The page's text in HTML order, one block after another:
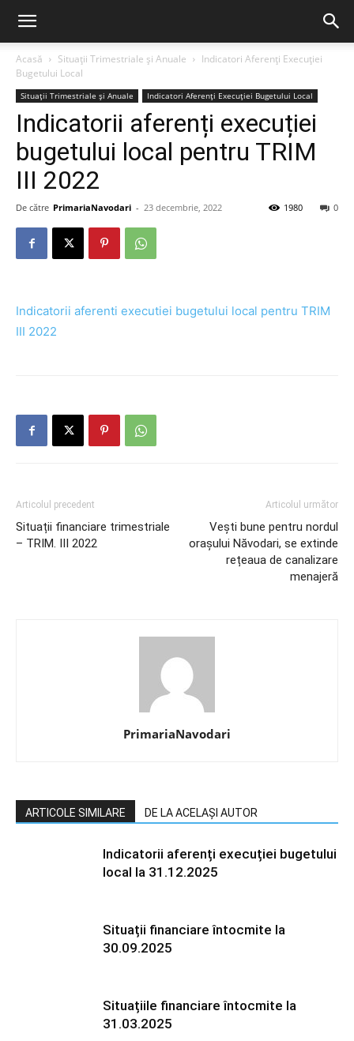
Acasă Situații Trimestriale și Anuale
Indicatori Aferenți Execuției
Bugetului Local
Situații Trimestriale și Anuale Indicatori Aferenți Execuției Bugetului Local
Indicatorii aferenți execuției
bugetului local pentru TRIM
III 2022
De către PrimariaNavodari - 23 decembrie, 2022 0
1980
Indicatorii aferenti executiei bugetului local pentru TRIM
III 2022
Articolul precedent
Situații financiare trimestriale
– TRIM. III 2022
Articolul următor
Vești bune pentru nordul
orașului Năvodari, se extinde
rețeaua de canalizare
menajeră
PrimariaNavodari
ARTICOLE SIMILARE DE LA ACELAȘI AUTOR
Indicatorii aferenți execuției bugetului
local la 31.12.2025
Situații financiare întocmite la
30.09.2025
Situațiile financiare întocmite la
31.03.2025